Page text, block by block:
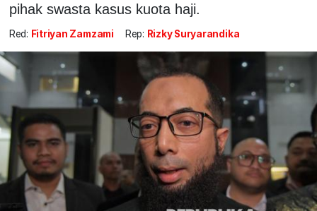
pihak swasta kasus kuota haji.
Red: Fitriyan Zamzami Rep: Rizky Suryarandika